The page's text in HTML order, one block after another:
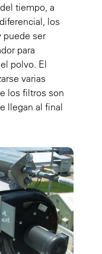
tiempo, a
los
puede ser
para
polvo. El
varias
los filtros son
llegan al final